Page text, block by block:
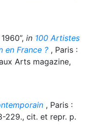
in 100 Artistes
en France ? , Paris :
Arts magazine,
, Paris :
229., cit. et repr. p.